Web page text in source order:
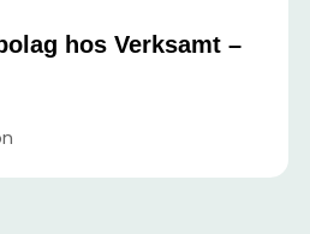
hos Verksamt –